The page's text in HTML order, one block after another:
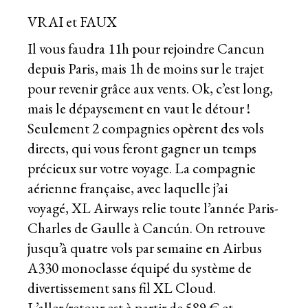
VRAI et FAUX
Il vous faudra 11h pour rejoindre Cancun
depuis Paris, mais 1h de moins sur le trajet
pour revenir grâce aux vents. Ok, c’est long,
mais le dépaysement en vaut le détour !
Seulement 2 compagnies opèrent des vols
directs, qui vous feront gagner un temps
précieux sur votre voyage. La compagnie
aérienne française, avec laquelle j’ai
voyagé,XL Airways relie toute l’année Paris-
Charles de Gaulle à Cancún. On retrouve
jusqu’à quatre vols par semaine en Airbus
A330 monoclasse équipé du système de
divertissement sans fil XL Cloud.